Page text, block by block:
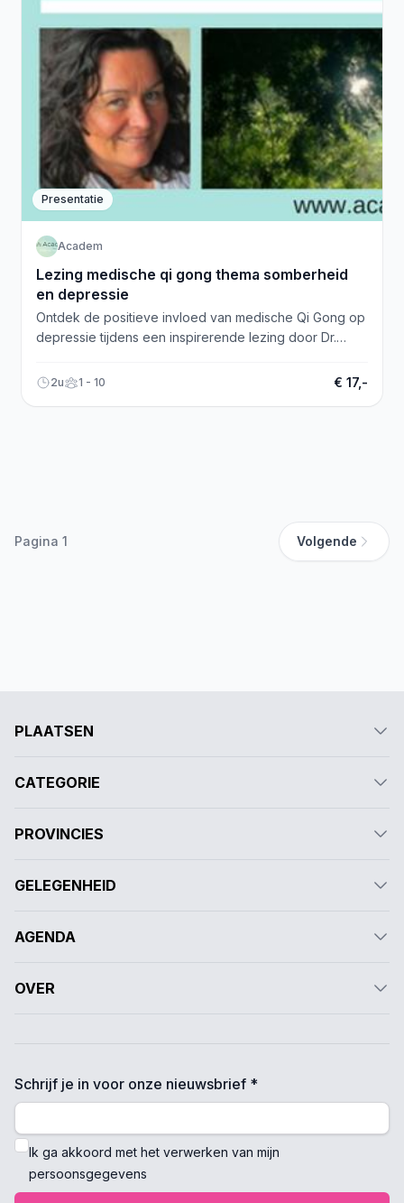
Presentatie
Academ
Lezing medische qi gong thema somberheid
en depressie
Ontdek de positieve invloed van medische Qi Gong op
depressie tijdens een inspirerende lezing door Dr.
2u 1 - 10 € 17,-
Pagina 1 Volgende
PLAATSEN
CATEGORIE
PROVINCIES
GELEGENHEID
AGENDA
OVER
Schrijf je in voor onze nieuwsbrief *
Ik ga akkoord met het verwerken van mijn
persoonsgegevens